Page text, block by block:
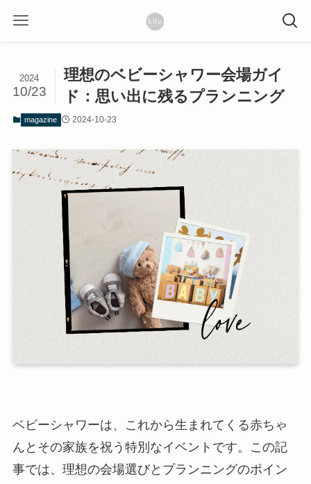
理想のベビーシャワー会場ガイ
ド：思い出に残るプランニング
2024
10/23
magazine 2024-10-23
ベビーシャワーは、これから生まれてくる赤ちゃ
んとその家族を祝う特別なイベントです。この記
事では、理想の会場選びとプランニングのポイン